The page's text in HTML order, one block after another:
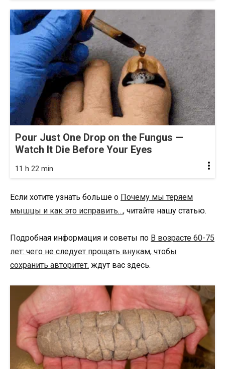
Pour Just One Drop on the Fungus —
Watch It Die Before Your Eyes
11 h 22 min
Если хотите узнать больше о Почему мы теряем
мышцы и как это исправить…, читайте нашу статью.
Подробная информация и советы по В возрасте 60-75
лет: чего не следует прощать внукам, чтобы
сохранить авторитет. ждут вас здесь.